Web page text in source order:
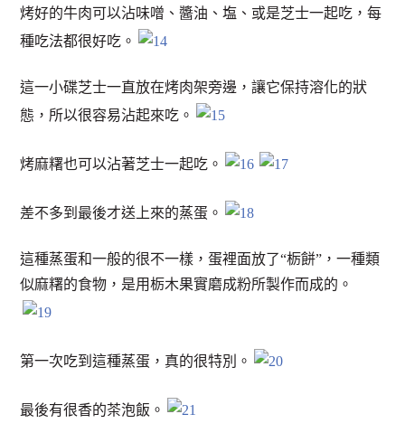
烤好的牛肉可以沾味噌、醬油、塩、或是芝士一起吃，每
種吃法都很好吃。
這一小碟芝士一直放在烤肉架旁邊，讓它保持溶化的狀
態，所以很容易沾起來吃。
烤麻糬也可以沾著芝士一起吃。
差不多到最後才送上來的蒸蛋。
這種蒸蛋和一般的很不一樣，蛋裡面放了“栃餅”，一種類
似麻糬的食物，是用栃木果實磨成粉所製作而成的。
第一次吃到這種蒸蛋，真的很特別。
最後有很香的茶泡飯。